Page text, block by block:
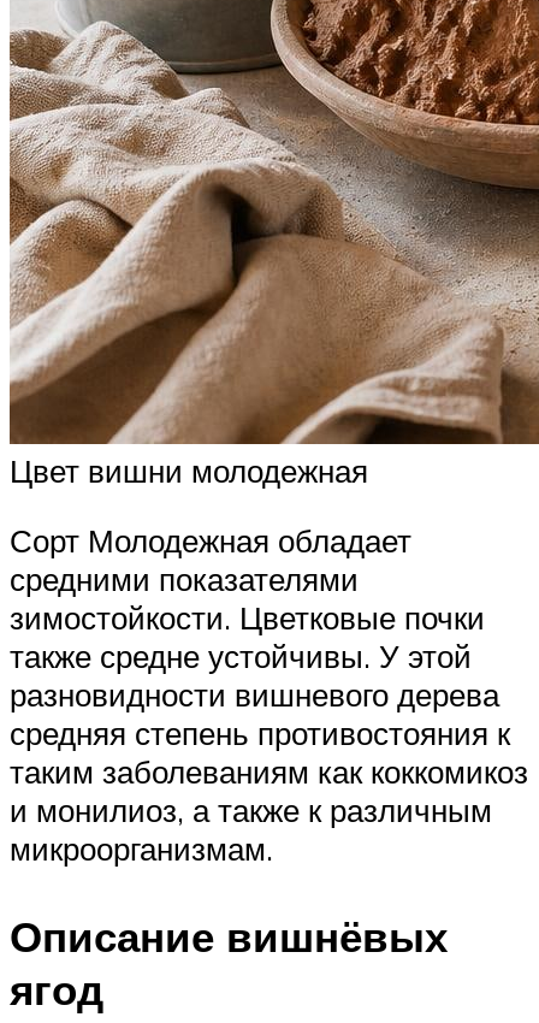
Цвет вишни молодежная
Сорт Молодежная обладает
средними показателями
зимостойкости. Цветковые почки
также средне устойчивы. У этой
разновидности вишневого дерева
средняя степень противостояния к
таким заболеваниям как коккомикоз
и монилиоз, а также к различным
микроорганизмам.
Описание вишнёвых
ягод